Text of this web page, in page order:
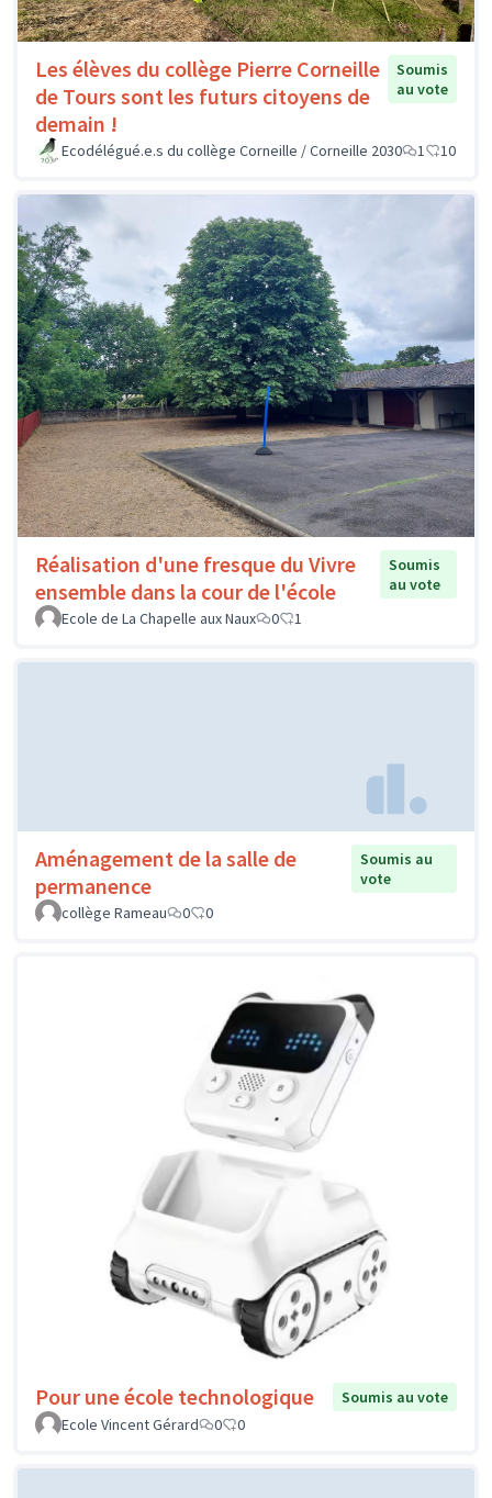
Les élèves du collège Pierre Corneille
de Tours sont les futurs citoyens de
demain !
Soumis
au vote
Ecodélégué.e.s du collège Corneille / Corneille 2030 1 10
Réalisation d'une fresque du Vivre
ensemble dans la cour de l'école
Soumis
au vote
Ecole de La Chapelle aux Naux
0 1
Aménagement de la salle de
permanence
Soumis au
vote
collège Rameau
0 0
Pour une école technologique
Soumis au vote
Ecole Vincent Gérard
0 0